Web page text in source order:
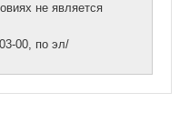
не является
00, по эл/